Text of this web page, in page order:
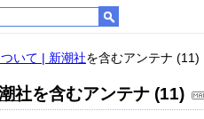
いて | 新潮社を含むアンテナ (11)
社を含むアンテナ (11)